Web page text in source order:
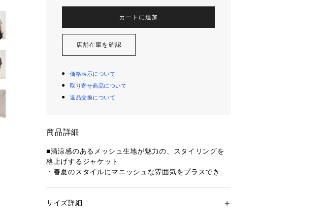
カートに追加
店舗在庫を確認
価格表示について
取り寄せ商品について
返品交換について
商品詳細
■清涼感のあるメッシュ生地が魅力の、スタイリングを
格上げするジャケット
・春夏のスタイルにマニッシュな雰囲気をプラスできる
いただけます。
性別：レディース
サイズ詳細